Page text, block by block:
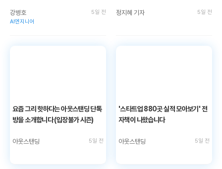
강병호
AI엔지니어
5일 전 정지혜 기자 5일 전
요즘 그리 핫하다는 아웃스탠딩 단톡
방을 소개합니다 (입장불가 시즌)
아웃스탠딩 5일 전
'스타트업 880곳 실적 모아보기' 전
자책이 나왔습니다
아웃스탠딩 5일 전